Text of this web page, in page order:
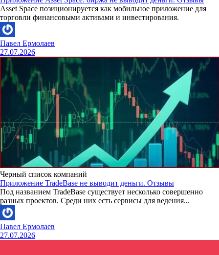
Asset Space позиционируется как мобильное приложение для
торговли финансовыми активами и инвестирования.
Павел Ермолаев
27.07.2026
Черный список компаний
Приложение TradeBase не выводит деньги. Отзывы
Под названием TradeBase существует несколько совершенно
разных проектов. Среди них есть сервисы для ведения...
Павел Ермолаев
27.07.2026